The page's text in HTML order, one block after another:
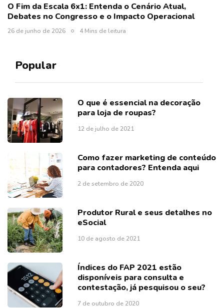
O Fim da Escala 6x1: Entenda o Cenário Atual,
Debates no Congresso e o Impacto Operacional
26 de junho de 2026 4 Mins de leitura
Popular
O que é essencial na decoração
para loja de roupas?
12 de julho de 2021
Como fazer marketing de conteúdo
para contadores? Entenda aqui
2 de setembro de 2020
Produtor Rural e seus detalhes no
eSocial
10 de agosto de 2021
Índices do FAP 2021 estão
disponíveis para consulta e
contestação, já pesquisou o seu?
7 de outubro de 2020